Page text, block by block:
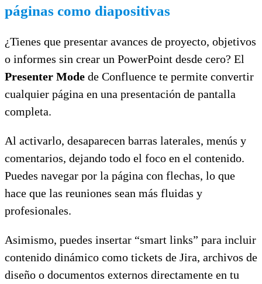
páginas como diapositivas
¿Tienes que presentar avances de proyecto, objetivos
o informes sin crear un PowerPoint desde cero? El
Presenter Mode de Confluence te permite convertir
cualquier página en una presentación de pantalla
completa.
Al activarlo, desaparecen barras laterales, menús y
comentarios, dejando todo el foco en el contenido.
Puedes navegar por la página con flechas, lo que
hace que las reuniones sean más fluidas y
profesionales.
Asimismo, puedes insertar “smart links” para incluir
contenido dinámico como tickets de Jira, archivos de
diseño o documentos externos directamente en tu